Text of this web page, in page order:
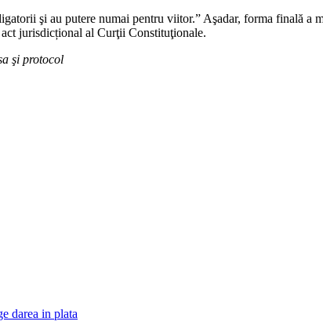
şi au putere numai pentru viitor.” Aşadar, forma finală
jurisdicțional al Curţii Constituţionale.
şi protocol
darea in plata